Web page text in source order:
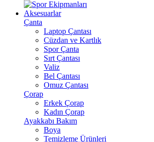
Aksesuarlar
Çanta
Laptop Çantası
Cüzdan ve Kartlık
Spor Çanta
Sırt Çantası
Valiz
Bel Çantası
Omuz Çantası
Çorap
Erkek Çorap
Kadın Çorap
Ayakkabı Bakım
Boya
Temizleme Ürünleri